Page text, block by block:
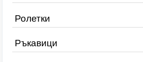
Ролетки
Ръкавици